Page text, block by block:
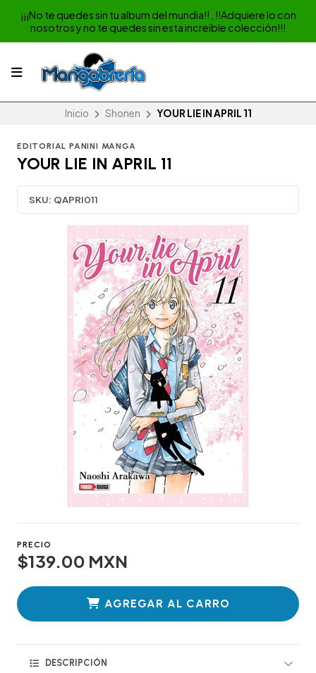
¡¡¡No te quedes sin tu album del mundia!! , !!Adquiere lo con
nosotros y no te quedes sin esta increible colección!!!
Inicio Shonen YOUR LIE IN APRIL 11
EDITORIAL PANINI MANGA
YOUR LIE IN APRIL 11
SKU: QAPRI011
PRECIO
$139.00 MXN
AGREGAR AL CARRO
DESCRIPCIÓN